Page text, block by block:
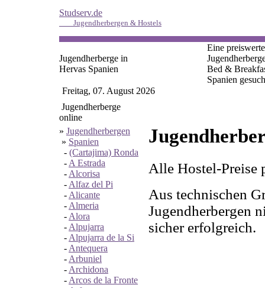
Studserv.de
Jugendherbergen & Hostels
Jugendherberge in
Hervas Spanien
Eine preiswerte
Bed &
Spanien
Freitag, 07. August 2026
Jugendherberge
online
» Jugendherbergen
» Spanien
- (Cartajima) Ronda
- A Estrada
- Alcorisa
- Alfaz del Pi
- Alicante
- Almeria
- Alora
- Alpujarra
- Alpujarra de la Si
- Antequera
- Arbuniel
- Archidona
- Arcos de la Fronte
Alle Hostel-Preise
Aus technischen
Jugendherbergen
sicher erfolgreich.